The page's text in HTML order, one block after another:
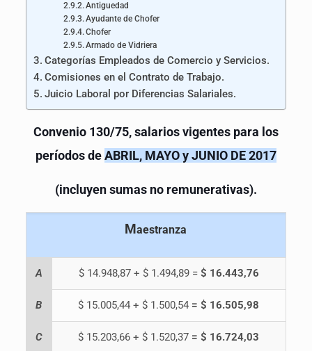
Antiguedad
Ayudante de Chofer
Chofer
Armado de Vidriera
Categorías Empleados de Comercio y Servicios.
Comisiones en el Contrato de Trabajo.
Juicio Laboral por Diferencias Salariales.
Convenio 130/75, salarios vigentes para los
períodos deABRIL, MAYO y JUNIO DE 2017
(incluyen sumas no remunerativas).
Maestranza
A $ 14.948,87 + $ 1.494,89 = $ 16.443,76
B $ 15.005,44 + $ 1.500,54 = $ 16.505,98
C $ 15.203,66 + $ 1.520,37 = $ 16.724,03